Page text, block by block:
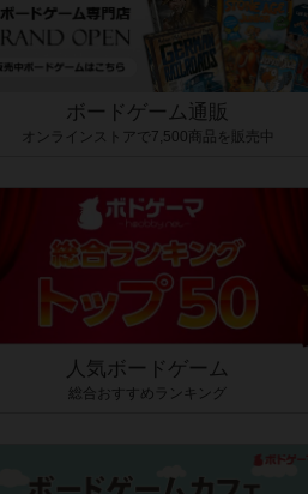
ボードゲーム通販
オンラインストアで7,500商品を販売中
人気ボードゲーム
総合おすすめランキング